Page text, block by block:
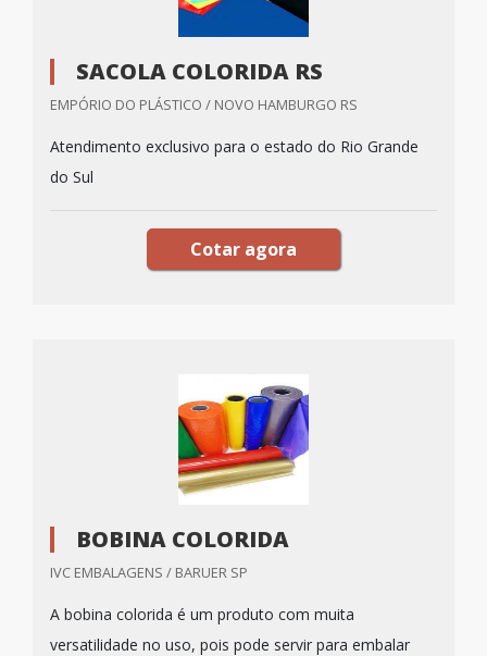
SACOLA COLORIDA RS
EMPÓRIO DO PLÁSTICO / NOVO HAMBURGO RS
Atendimento exclusivo para o estado do Rio Grande
do Sul
Cotar agora
BOBINA COLORIDA
IVC EMBALAGENS / BARUER SP
A bobina colorida é um produto com muita
versatilidade no uso, pois pode servir para embalar